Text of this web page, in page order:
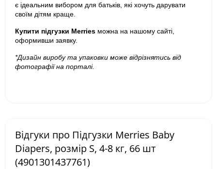
є ідеальним вибором для батьків, які хочуть дарувати
своїм дітям краще.
Купити підгузки Merries можна на нашому сайті,
оформивши заявку.
*Дизайн виробу та упаковки може відрізнятись від
фотографії на порталі.
Відгуки про Підгузки Merries Baby
Diapers, розмір S, 4-8 кг, 66 шт
(4901301437761)